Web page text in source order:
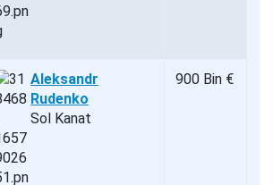
Aleksandr
Rudenko
Sol Kanat
900 Bin €